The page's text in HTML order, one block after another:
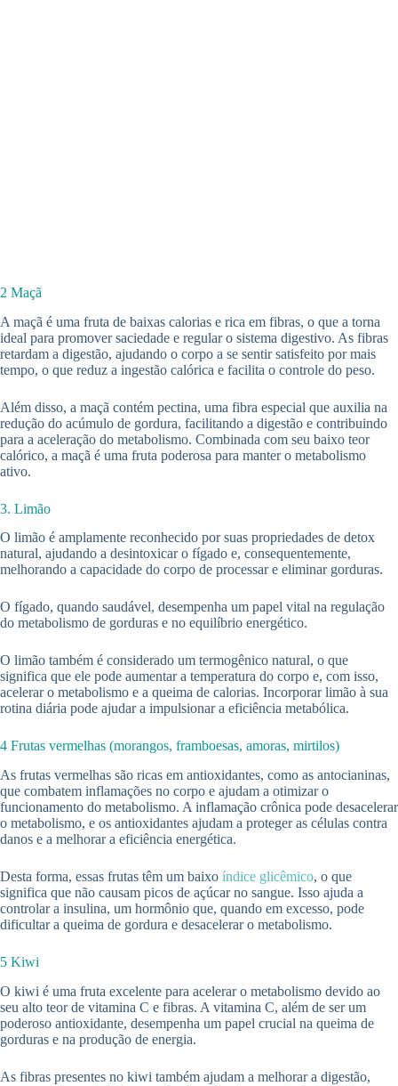
2 Maçã
A maçã é uma fruta de baixas calorias e rica em fibras, o que a torna
ideal para promover saciedade e regular o sistema digestivo. As fibras
retardam a digestão, ajudando o corpo a se sentir satisfeito por mais
tempo, o que reduz a ingestão calórica e facilita o controle do peso.
Além disso, a maçã contém pectina, uma fibra especial que auxilia na
redução do acúmulo de gordura, facilitando a digestão e contribuindo
para a aceleração do metabolismo. Combinada com seu baixo teor
calórico, a maçã é uma fruta poderosa para manter o metabolismo
ativo.
3. Limão
O limão é amplamente reconhecido por suas propriedades de detox
natural, ajudando a desintoxicar o fígado e, consequentemente,
melhorando a capacidade do corpo de processar e eliminar gorduras.
O fígado, quando saudável, desempenha um papel vital na regulação
do metabolismo de gorduras e no equilíbrio energético.
O limão também é considerado um termogênico natural, o que
significa que ele pode aumentar a temperatura do corpo e, com isso,
acelerar o metabolismo e a queima de calorias. Incorporar limão à sua
rotina diária pode ajudar a impulsionar a eficiência metabólica.
4 Frutas vermelhas (morangos, framboesas, amoras, mirtilos)
As frutas vermelhas são ricas em antioxidantes, como as antocianinas,
que combatem inflamações no corpo e ajudam a otimizar o
funcionamento do metabolismo. A inflamação crônica pode desacelerar
o metabolismo, e os antioxidantes ajudam a proteger as células contra
danos e a melhorar a eficiência energética.
Desta forma, essas frutas têm um baixo índice glicêmico, o que
significa que não causam picos de açúcar no sangue. Isso ajuda a
controlar a insulina, um hormônio que, quando em excesso, pode
dificultar a queima de gordura e desacelerar o metabolismo.
5 Kiwi
O kiwi é uma fruta excelente para acelerar o metabolismo devido ao
seu alto teor de vitamina C e fibras. A vitamina C, além de ser um
poderoso antioxidante, desempenha um papel crucial na queima de
gorduras e na produção de energia.
As fibras presentes no kiwi também ajudam a melhorar a digestão,